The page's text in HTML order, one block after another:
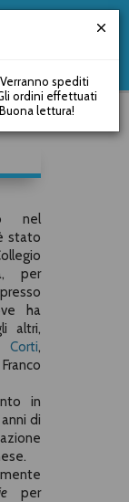
nel
stato
per
ha
altri,
Corti,
in
di
per
spediti
ordini effettuati
lettura!